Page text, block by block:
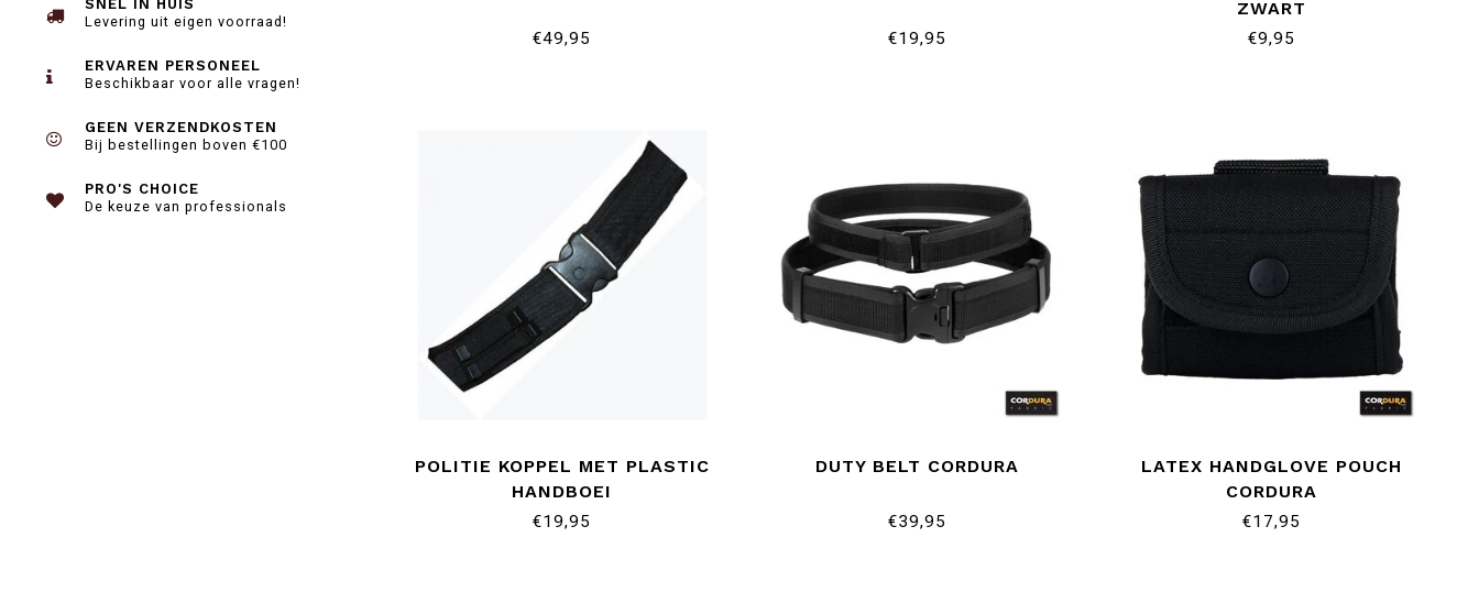
SNEL IN HUIS
Levering uit eigen voorraad!
ERVAREN PERSONEEL
Beschikbaar voor alle vragen!
GEEN VERZENDKOSTEN
Bij bestellingen boven €100
PRO'S CHOICE
De keuze van professionals
€49,95 €19,95
ZWART
€9,95
POLITIE KOPPEL MET PLASTIC
HANDBOEI
€19,95
DUTY BELT CORDURA
€39,95
LATEX HANDGLOVE POUCH
CORDURA
€17,95